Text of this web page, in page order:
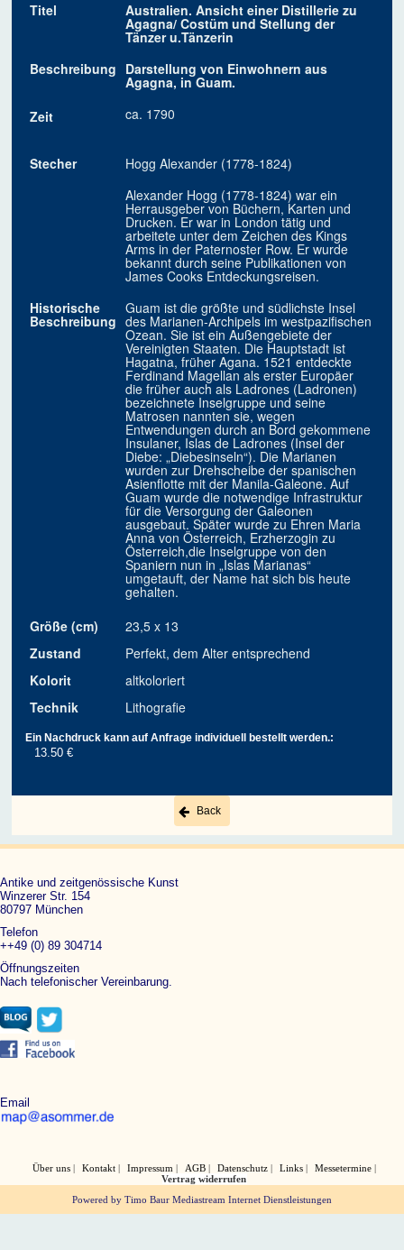
Titel
Australien. Ansicht einer Distillerie zu
Agagna/ Costüm und Stellung der
Tänzer u.Tänzerin
Beschreibung Darstellung von Einwohnern aus
Agagna, in Guam.
Zeit
ca. 1790
Stecher
Hogg Alexander (1778-1824)
Alexander Hogg (1778-1824) war ein
Herrausgeber von Büchern, Karten und
Drucken. Er war in London tätig und
arbeitete unter dem Zeichen des Kings
Arms in der Paternoster Row. Er wurde
bekannt durch seine Publikationen von
James Cooks Entdeckungsreisen.
Historische
Beschreibung
Guam ist die größte und südlichste Insel
des Marianen-Archipels im westpazifischen
Ozean. Sie ist ein Außengebiete der
Vereinigten Staaten. Die Hauptstadt ist
Hagatna, früher Agana. 1521 entdeckte
Ferdinand Magellan als erster Europäer
die früher auch als Ladrones (Ladronen)
bezeichnete Inselgruppe und seine
Matrosen nannten sie, wegen
Entwendungen durch an Bord gekommene
Insulaner, Islas de Ladrones (Insel der
Diebe: „Diebesinseln“). Die Marianen
wurden zur Drehscheibe der spanischen
Asienflotte mit der Manila-Galeone. Auf
Guam wurde die notwendige Infrastruktur
für die Versorgung der Galeonen
ausgebaut. Später wurde zu Ehren Maria
Anna von Österreich, Erzherzogin zu
Österreich,die Inselgruppe von den
Spaniern nun in „Islas Marianas“
umgetauft, der Name hat sich bis heute
gehalten.
Größe (cm)
23,5 x 13
Zustand
Perfekt, dem Alter entsprechend
Kolorit
altkoloriert
Technik
Lithografie
Ein Nachdruck kann auf Anfrage individuell bestellt werden.:
13.50 €
Back
Antike und zeitgenössische Kunst
Winzerer Str. 154
80797 München
Telefon
++49 (0) 89 304714
Öffnungszeiten
Nach telefonischer Vereinbarung.
Email
Über uns Kontakt Impressum AGB Datenschutz Links
Messetermine
Vertrag widerrufen
Powered by Timo Baur Mediastream Internet Dienstleistungen